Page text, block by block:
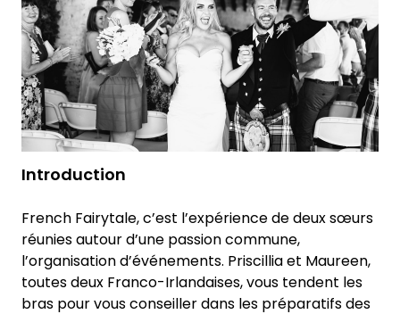
Introduction
French Fairytale, c’est l’expérience de deux sœurs
réunies autour d’une passion commune,
l’organisation d’événements. Priscillia et Maureen,
toutes deux Franco-Irlandaises, vous tendent les
bras pour vous conseiller dans les préparatifs des